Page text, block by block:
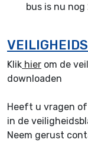
bus is nu
Klik hier om de
downloaden
Heeft u vragen
in de
Neem gerust